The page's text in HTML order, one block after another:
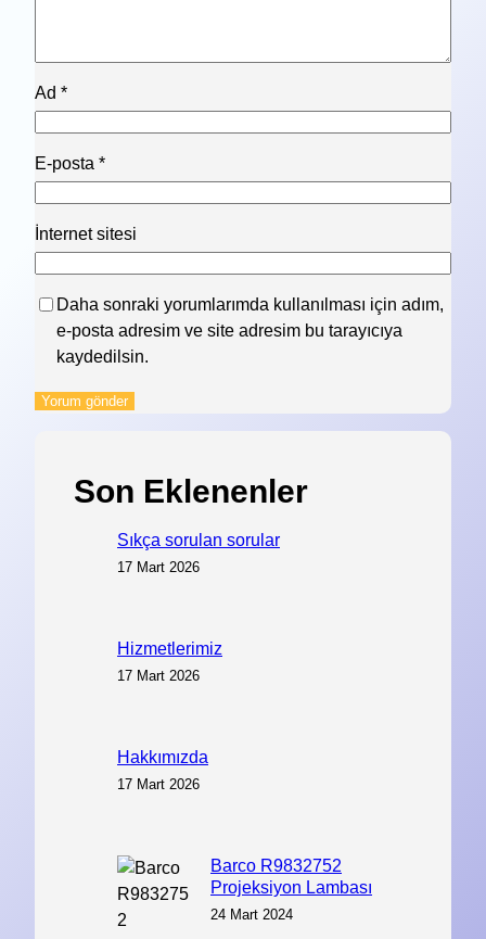
Ad *
E-posta *
İnternet sitesi
Daha sonraki yorumlarımda kullanılması için adım,
e-posta adresim ve site adresim bu tarayıcıya
kaydedilsin.
Son Eklenenler
Sıkça sorulan sorular
17 Mart 2026
Hizmetlerimiz
17 Mart 2026
Hakkımızda
17 Mart 2026
Barco R9832752
Projeksiyon Lambası
24 Mart 2024